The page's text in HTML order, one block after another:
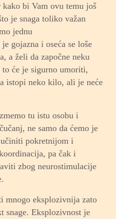
kako bi Vam ovu temu još
je snaga toliko važan
jednu
gojazna i oseća se loše
a želi da započne neku
će je sigurno umoriti,
istopi neko kilo, ali je neće
tu istu osobu i
ne samo da ćemo je
pokretnijom i
pa čak i
zbog neurostimulacije
mnogo eksplozivnija zato
snage. Eksplozivnost je